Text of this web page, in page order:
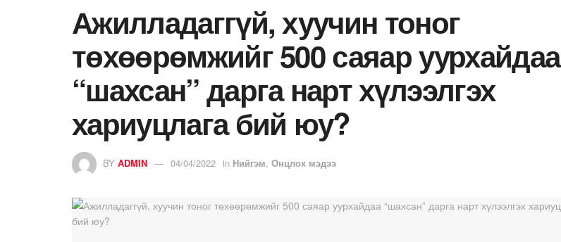
Ажилладаггүй, хуучин тоног
төхөөрөмжийг 500 саяар уурхайдаа
“шахсан” дарга нарт хүлээлгэх
хариуцлага бий юу?
BY ADMIN 04/04/2022 in Нийгэм, Онцлох мэдээ